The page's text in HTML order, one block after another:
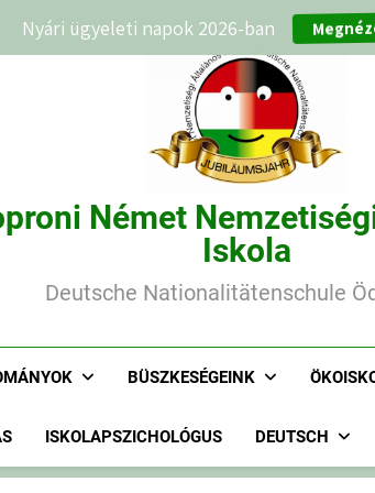
Német
Iskola
Deutsche Nationalitätenschule
BÜSZKESÉGEINK
ISKOLAPSZICHOLÓGUS DEUTSCH
Nyári ügyeleti napok 2026-ban